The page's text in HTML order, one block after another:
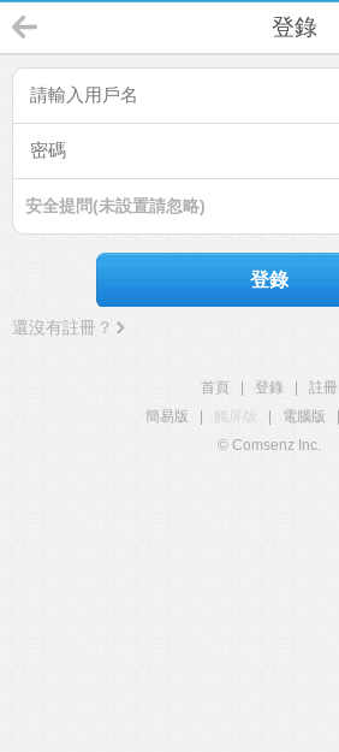
登錄
安全提問(未設置請忽略)
登錄
還沒有註冊？
首頁 登錄
註冊
簡易版
觸屏版 電腦版
© Comsenz Inc.